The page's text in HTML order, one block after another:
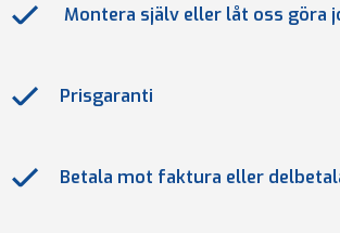
Montera själv eller låt oss göra
Prisgaranti
Betala mot faktura eller